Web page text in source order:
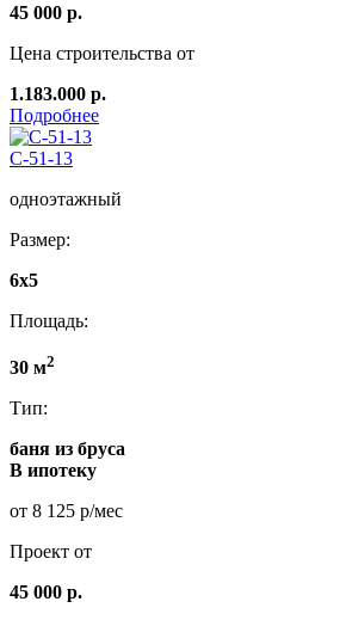
45 000 р.
Цена строительства от
1.183.000 р.
Подробнее
C-51-13
одноэтажный
Размер:
6x5
Площадь:
30 м2
Тип:
баня из бруса
В ипотеку
от 8 125 р/мес
Проект от
45 000 р.